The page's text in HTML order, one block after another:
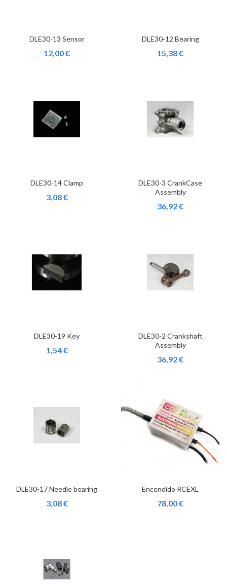
DLE30-13 Sensor
12,00 €
DLE30-12 Bearing
15,38 €
DLE30-14 Clamp
3,08 €
DLE30-3 CrankCase
Assembly
36,92 €
DLE30-19 Key
1,54 €
DLE30-2 Crankshaft
Assembly
36,92 €
DLE30-17 Needle bearing
3,08 €
Encendido RCEXL
78,00 €